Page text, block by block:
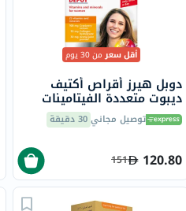
أقل سعرمن 30 يوم
دوبل هيرز أقراص أكتيف
ديبوت متعددة الفيتامينات
قرص توصيل مجاني30 دقيقة
120.80
151